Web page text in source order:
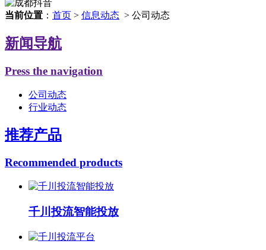
当前位置 ： 首页 > 信息动态 > 公司动态
新闻导航
Press the navigation
公司动态
行业动态
推荐产品
Recommended products
千川投流智能投放